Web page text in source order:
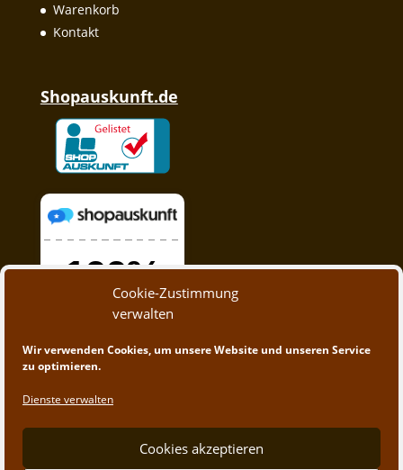
Cookie-Zustimmung
verwalten
Wir verwenden Cookies, um unsere Website und unseren Service
zu optimieren.
Dienste verwalten
Cookies akzeptieren
Warenkorb
Kontakt
Shopauskunft.de